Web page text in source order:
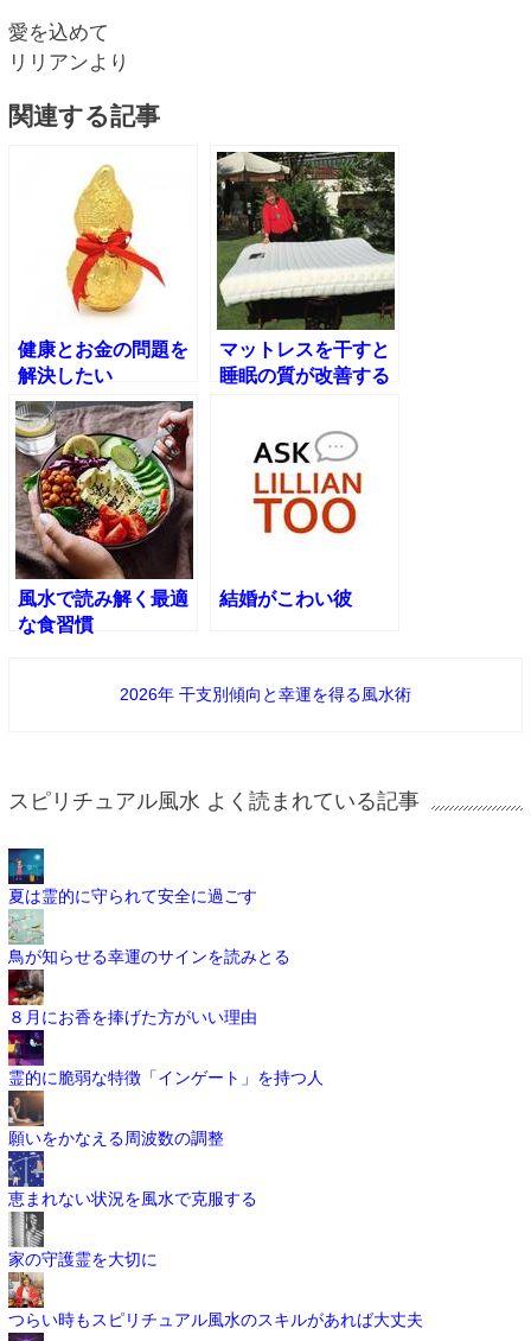
愛を込めて
リリアンより
関連する記事
健康とお金の問題を
解決したい
マットレスを干すと
睡眠の質が改善する
風水で読み解く最適
な食習慣
結婚がこわい彼
2026年 干支別傾向と幸運を得る風水術
スピリチュアル風水 よく読まれている記事
夏は霊的に守られて安全に過ごす
鳥が知らせる幸運のサインを読みとる
８月にお香を捧げた方がいい理由
霊的に脆弱な特徴「インゲート」を持つ人
願いをかなえる周波数の調整
恵まれない状況を風水で克服する
家の守護霊を大切に
つらい時もスピリチュアル風水のスキルがあれば大丈夫